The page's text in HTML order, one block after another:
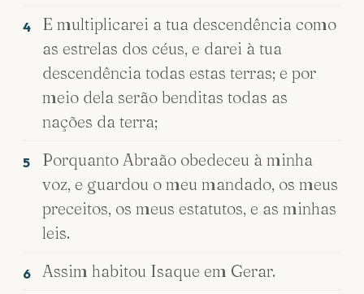
4
E multiplicarei a tua descendência como
as estrelas dos céus, e darei à tua
descendência todas estas terras; e por
meio dela serão benditas todas as
nações da terra;
5
Porquanto Abraão obedeceu à minha
voz, e guardou o meu mandado, os meus
preceitos, os meus estatutos, e as minhas
leis.
6 Assim habitou Isaque em Gerar.